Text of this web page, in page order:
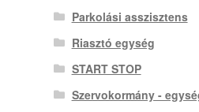
Parkolási asszisztens
Riasztó egység
START STOP
Szervokormány -